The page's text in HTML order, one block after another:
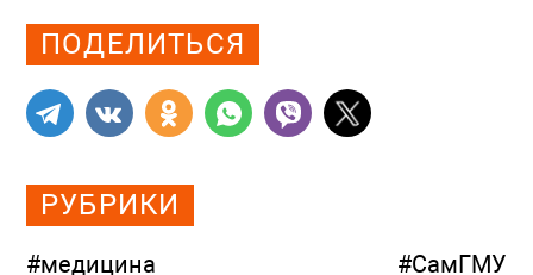
ПОДЕЛИТЬСЯ
РУБРИКИ
#медицина #СамГМУ